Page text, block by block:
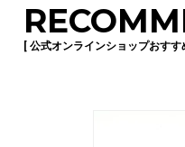
[ 公式オンラインショップおすす